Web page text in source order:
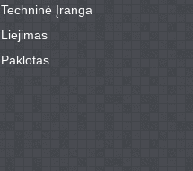
Techninė Įranga
Liejimas
Paklotas